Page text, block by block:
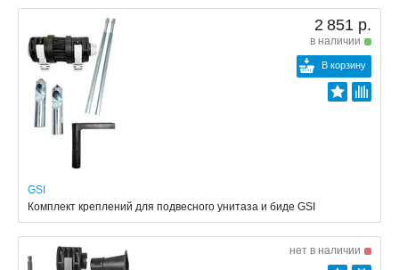
2 851 р.
в наличии
В корзину
GSI
Комплект креплений для подвесного унитаза и биде GSI
нет в наличии